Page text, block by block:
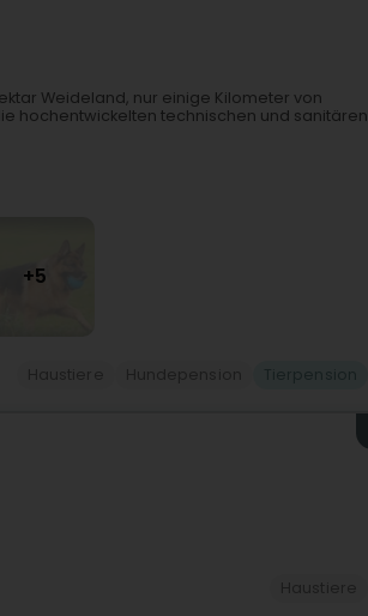
Weideland, nur einige Kilometer von
hochentwickelten technischen und sanitären
+5